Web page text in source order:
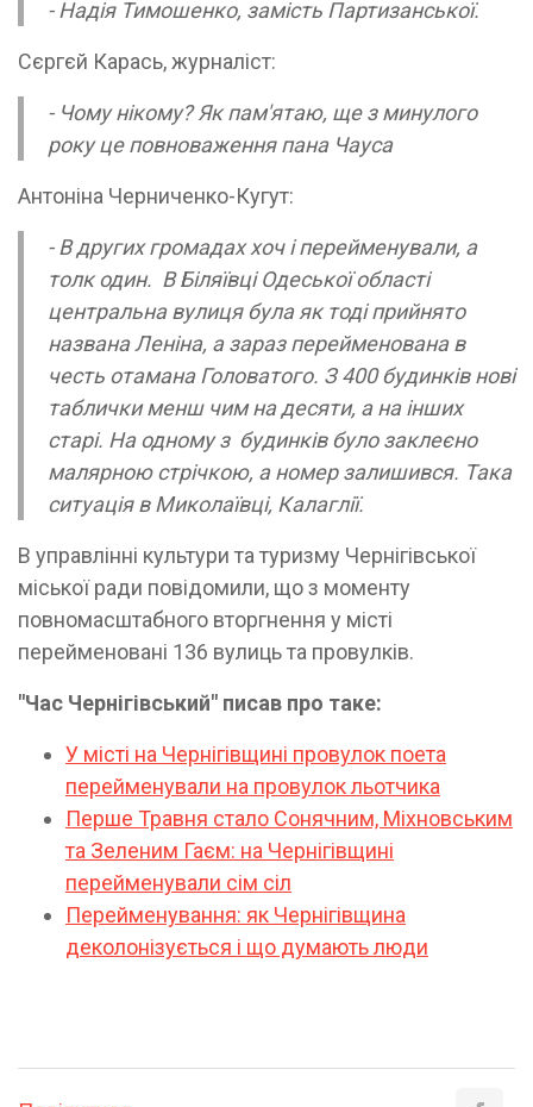
- Надія Тимошенко, замість Партизанської.
Сєргєй Карась, журналіст:
- Чому нікому? Як пам'ятаю, ще з минулого
року це повноваження пана Чауса
Антоніна Черниченко-Кугут:
- В других громадах хоч і перейменували, а
толк один. В Біляївці Одеської області
центральна вулиця була як тоді прийнято
названа Леніна, а зараз перейменована в
честь отамана Головатого. З 400 будинків нові
таблички менш чим на десяти, а на інших
старі. На одному з будинків було заклеєно
малярною стрічкою, а номер залишився. Така
ситуація в Миколаївці, Калаглії.
В управлінні культури та туризму Чернігівської
міської ради повідомили, що з моменту
повномасштабного вторгнення у місті
перейменовані 136 вулиць та провулків.
"Час Чернігівський" писав про таке:
У місті на Чернігівщині провулок поета
перейменували на провулок льотчика
Перше Травня стало Сонячним, Міхновським
та Зеленим Гаєм: на Чернігівщині
перейменували сім сіл
Перейменування: як Чернігівщина
деколонізується і що думають люди